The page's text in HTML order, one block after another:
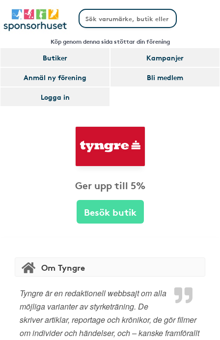
Köp genom denna sida stöttar din förening
Butiker
Kampanjer
Anmäl ny förening
Bli medlem
Logga in
Ger upp till 5%
Besök butik
Om Tyngre
Tyngre är en redaktionell webbsajt om alla
möjliga varianter av styrketräning. De
skriver artiklar, reportage och krönikor, de gör filmer
om individer och händelser, och – kanske framförallt